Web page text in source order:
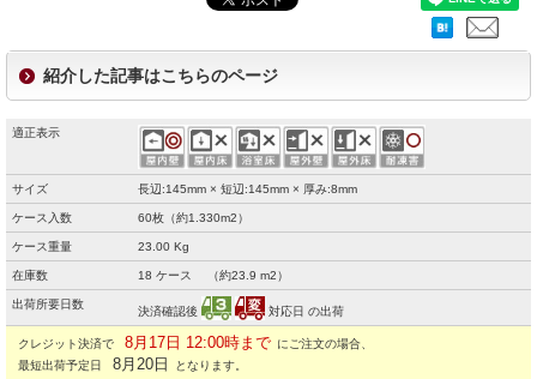
紹介した記事はこちらのページ
適正表示
サイズ 長辺:145mm × 短辺:145mm × 厚み:8mm
ケース入数 60枚（約1.330m2）
ケース重量 23.00 Kg
在庫数 18 ケース （約23.9 m2）
出荷所要日数
決済確認後 対応日 の出荷
クレジット決済で 8月17日 12:00時まで にご注文の場合、
最短出荷予定日
8月20日
となります。